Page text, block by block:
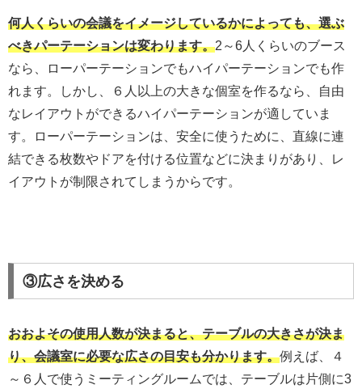
何人くらいの会議をイメージしているかによっても、選ぶ
べきパーテーションは変わります。2～6人くらいのブース
なら、ローパーテーションでもハイパーテーションでも作
れます。しかし、６人以上の大きな個室を作るなら、自由
なレイアウトができるハイパーテーションが適していま
す。ローパーテーションは、安全に使うために、直線に連
結できる枚数やドアを付ける位置などに決まりがあり、レ
イアウトが制限されてしまうからです。
③広さを決める
おおよその使用人数が決まると、テーブルの大きさが決ま
り、会議室に必要な広さの目安も分かります。例えば、４
～６人で使うミーティングルームでは、テーブルは片側に3